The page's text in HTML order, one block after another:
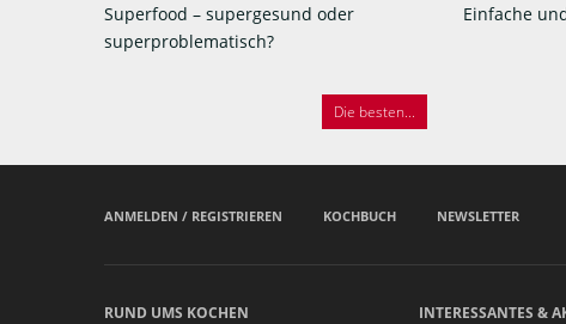
Superfood – supergesund oder
superproblematisch?
Die besten...
Einfache
ANMELDEN / REGISTRIEREN KOCHBUCH NEWSLETTER
RUND UMS KOCHEN INTERESSANTES &